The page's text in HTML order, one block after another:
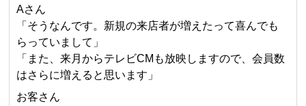
Aさん
「そうなんです。新規の来店者が増えたって喜んでも
らっていまして」
「また、来月からテレビCMも放映しますので、会員数
はさらに増えると思います」
お客さん